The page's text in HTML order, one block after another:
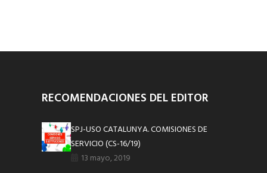
RECOMENDACIONES DEL EDITOR
SPJ-USO CATALUNYA. COMISIONES DE
SERVICIO (CS-16/19)
13 mayo, 2019